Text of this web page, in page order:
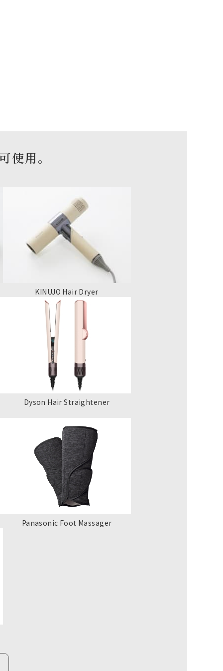
使用。
KINUJO Hair Dryer
Dyson Hair Straightener
Panasonic Foot Massager